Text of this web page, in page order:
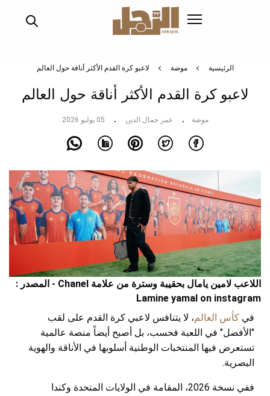
الرئيسية موضة لاعبو كرة القدم الأكثر أناقة حول العالم
لاعبو كرة القدم الأكثر أناقة حول العالم
موضة عمر جمال الدين 05 يوليو 2026
اللاعب لامين يامال بحقيبة وسترة من علامة Chanel - المصدر :
Lamine yamal on instagram
في كأس العالم، لا يتنافس لاعبي كرة القدم على لقب
"الأفضل" في اللعبة فحسب، بل أصبح أيضاً منصة عالمية
تستعرض فيها المنتخبات الوطنية أسلوبها في الأناقة والهوية
البصرية.
ففي نسخة 2026، المقامة في الولايات المتحدة وكندا